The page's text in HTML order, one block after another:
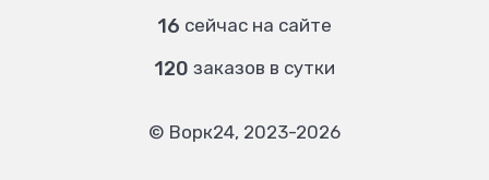
16 сейчас на сайте
120 заказов в сутки
© Ворк24, 2023-2026